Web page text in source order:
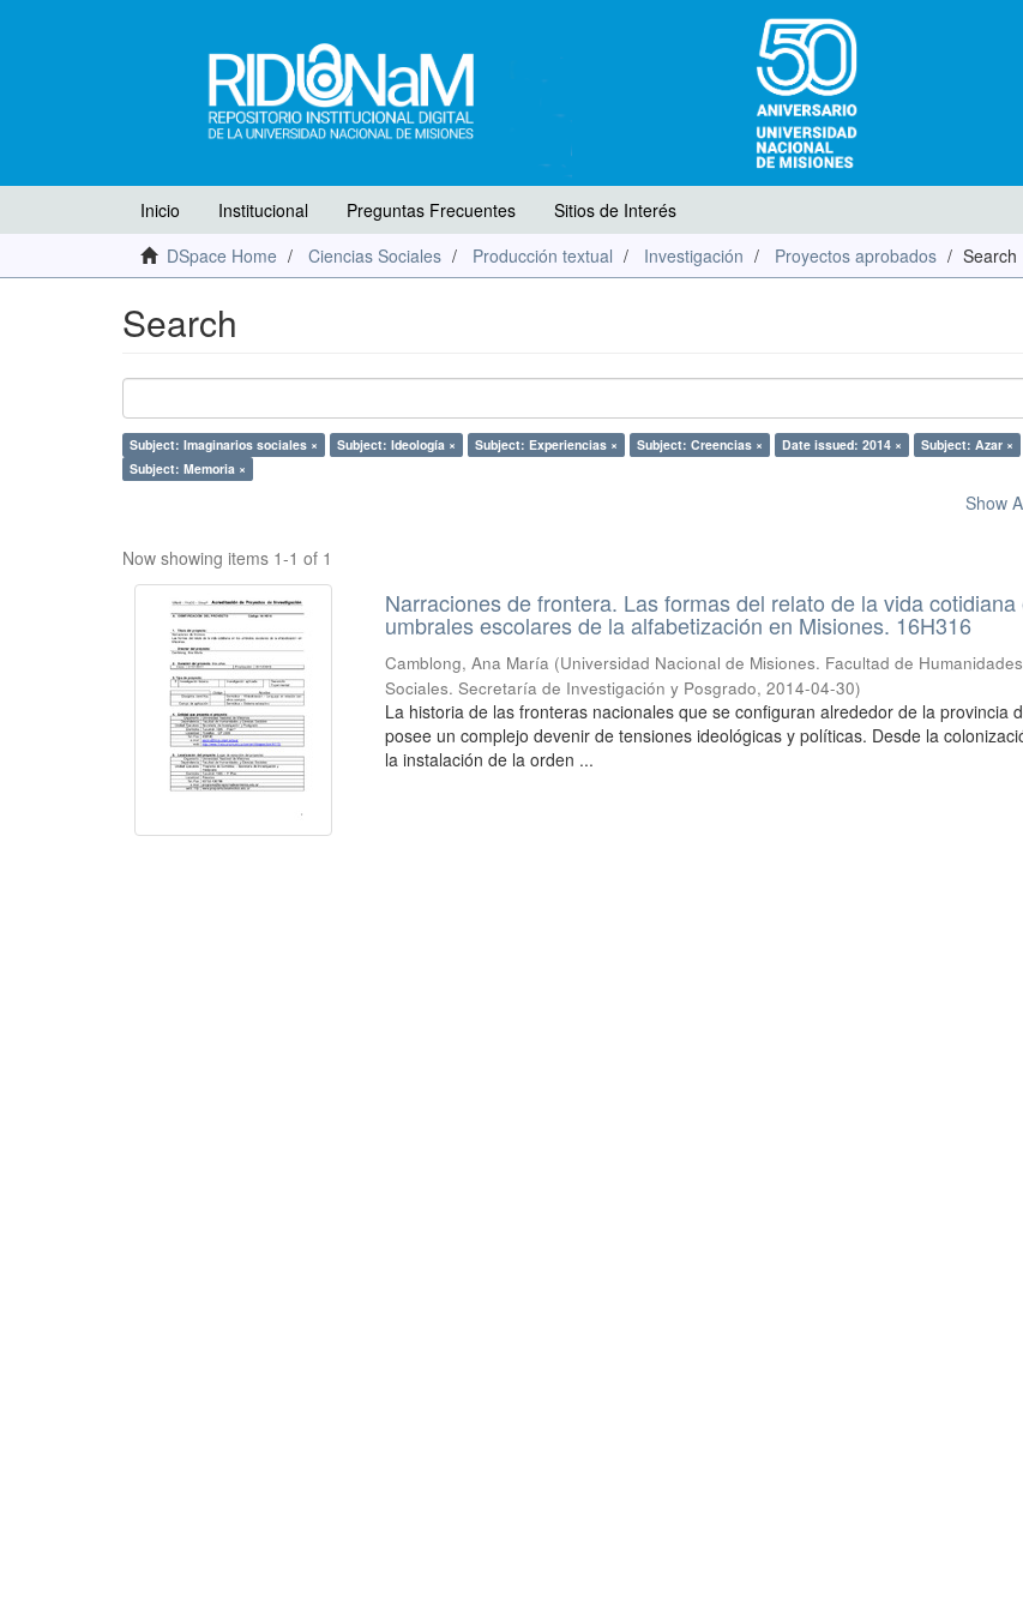
Inicio Institucional Preguntas Frecuentes
Sitios de Interés
DSpace Home
Ciencias Sociales Producción textual Investigación Proyectos aprobados Search
Search
Subject: Imaginarios sociales × Subject: Ideología × Subject: Experiencias × Subject: Creencias × Date issued: 2014 ×
Subject: Azar ×
Subject: Memoria ×
Show
Now showing items 1-1 of 1
Narraciones de frontera. Las formas del relato de la vida cotidiana
umbrales escolares de la alfabetización en Misiones. 16H316
Camblong, Ana María (Universidad Nacional de Misiones. Facultad de
Sociales. Secretaría de Investigación y Posgrado,2014-04-30)
La historia de las fronteras nacionales que se configuran alrededor de la provincia
posee un complejo devenir de tensiones ideológicas y políticas. Desde la
la instalación de la orden ...